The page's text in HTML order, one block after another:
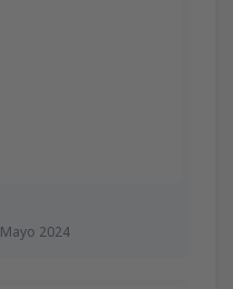
Mayo 2024